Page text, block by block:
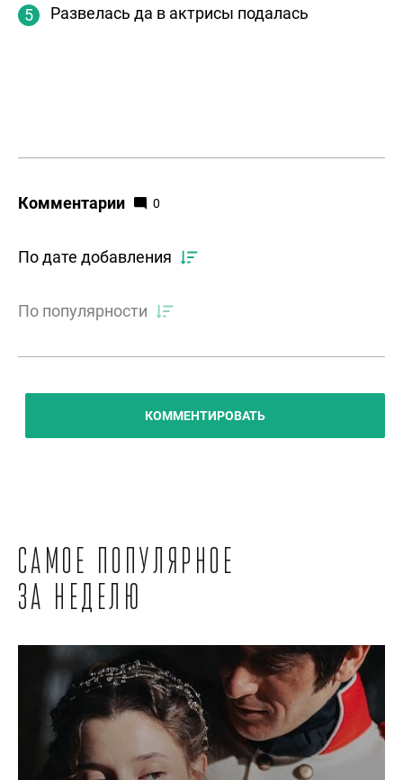
Развелась да в актрисы подалась
Комментарии 0
По дате добавления
По популярности
КОММЕНТИРОВАТЬ
Самое популярное
за неделю